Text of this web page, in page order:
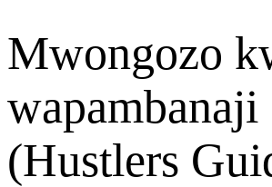
Mwongozo
wapambanaji
(Hustlers